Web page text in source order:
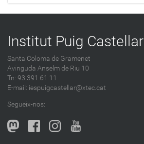
Institut Puig Castellar
Santa Coloma de Gramenet
Avinguda Anselm de Riu 10
Tn: 93 391 61 11
E-mail: iespuigcastellar@xtec.cat
Segueix-nos: